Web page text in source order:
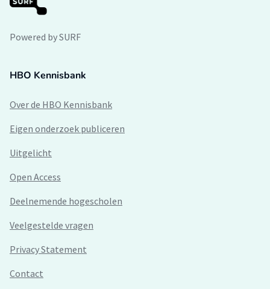
Powered by SURF
HBO Kennisbank
Over de HBO Kennisbank
Eigen onderzoek publiceren
Uitgelicht
Open Access
Deelnemende hogescholen
Veelgestelde vragen
Privacy Statement
Contact